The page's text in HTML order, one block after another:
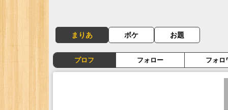
まりあ ボケ お題
プロフ フォロー フォロ